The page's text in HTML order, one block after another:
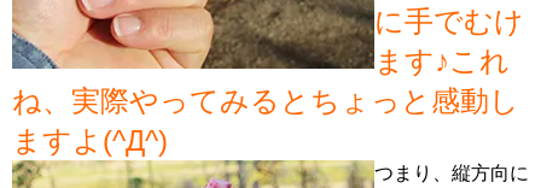
に手でむけ
ます♪これ
ね、実際やってみるとちょっと感動し
ますよ(^Д^)
つまり、縦方向に